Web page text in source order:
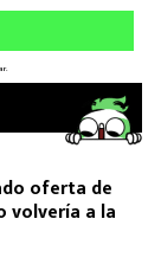
oferta de
volvería a la